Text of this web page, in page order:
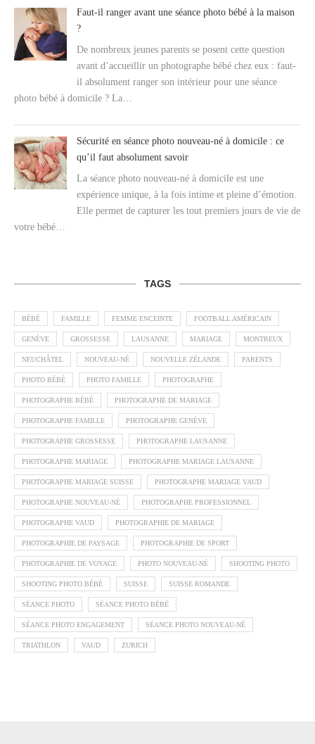
Faut-il ranger avant une séance photo bébé à la maison
?
De nombreux jeunes parents se posent cette question
avant d’accueillir un photographe bébé chez eux : faut-
il absolument ranger son intérieur pour une séance
photo bébé à domicile ? La…
Sécurité en séance photo nouveau-né à domicile : ce
qu’il faut absolument savoir
La séance photo nouveau-né à domicile est une
expérience unique, à la fois intime et pleine d’émotion.
Elle permet de capturer les tout premiers jours de vie de
votre bébé…
TAGS
BÉBÉ FAMILLE FEMME ENCEINTE FOOTBALL AMÉRICAIN
GENÈVE GROSSESSE LAUSANNE MARIAGE MONTREUX
NEUCHÂTEL NOUVEAU-NÉ NOUVELLE ZÉLANDE PARENTS
PHOTO BÉBÉ PHOTO FAMILLE PHOTOGRAPHE
PHOTOGRAPHE BÉBÉ PHOTOGRAPHE DE MARIAGE
PHOTOGRAPHE FAMILLE PHOTOGRAPHE GENÈVE
PHOTOGRAPHE GROSSESSE PHOTOGRAPHE LAUSANNE
PHOTOGRAPHE MARIAGE PHOTOGRAPHE MARIAGE LAUSANNE
PHOTOGRAPHE MARIAGE SUISSE PHOTOGRAPHE MARIAGE VAUD
PHOTOGRAPHE NOUVEAU-NÉ PHOTOGRAPHE PROFESSIONNEL
PHOTOGRAPHE VAUD PHOTOGRAPHIE DE MARIAGE
PHOTOGRAPHIE DE PAYSAGE PHOTOGRAPHIE DE SPORT
PHOTOGRAPHIE DE VOYAGE PHOTO NOUVEAU-NÉ SHOOTING PHOTO
SHOOTING PHOTO BÉBÉ SUISSE SUISSE ROMANDE
SÉANCE PHOTO SÉANCE PHOTO BÉBÉ
SÉANCE PHOTO ENGAGEMENT SÉANCE PHOTO NOUVEAU-NÉ
TRIATHLON VAUD ZURICH